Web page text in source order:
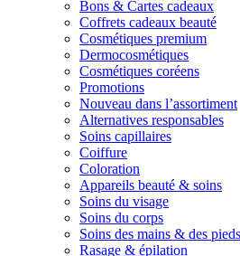
Bons & Cartes cadeaux
Coffrets cadeaux beauté
Cosmétiques premium
Dermocosmétiques
Cosmétiques coréens
Promotions
Nouveau dans l’assortiment
Alternatives responsables
Soins capillaires
Coiffure
Coloration
Appareils beauté & soins
Soins du visage
Soins du corps
Soins des mains & des pieds
Rasage & épilation